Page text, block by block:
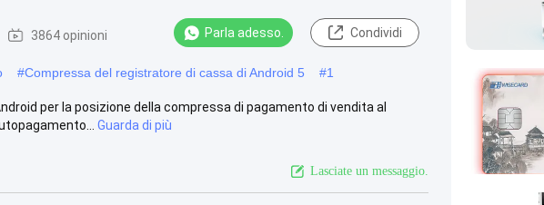
3864 opinioni Parla adesso. Condividi
#Compressa del registratore di cassa di Android 5 #1
per la posizione della compressa di pagamento di vendita al
Guarda di più
Lasciate un messaggio.